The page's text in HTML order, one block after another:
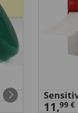
11,99 €